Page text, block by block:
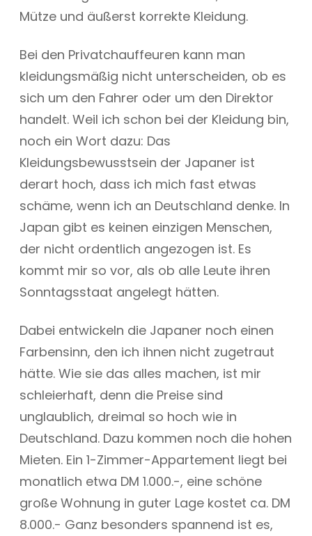
Mütze und äußerst korrekte Kleidung.
Bei den Privatchauffeuren kann man
kleidungsmäßig nicht unterscheiden, ob es
sich um den Fahrer oder um den Direktor
handelt. Weil ich schon bei der Kleidung bin,
noch ein Wort dazu: Das
Kleidungsbewusstsein der Japaner ist
derart hoch, dass ich mich fast etwas
schäme, wenn ich an Deutschland denke. In
Japan gibt es keinen einzigen Menschen,
der nicht ordentlich angezogen ist. Es
kommt mir so vor, als ob alle Leute ihren
Sonntagsstaat angelegt hätten.
Dabei entwickeln die Japaner noch einen
Farbensinn, den ich ihnen nicht zugetraut
hätte. Wie sie das alles machen, ist mir
schleierhaft, denn die Preise sind
unglaublich, dreimal so hoch wie in
Deutschland. Dazu kommen noch die hohen
Mieten. Ein 1-Zimmer-Appartement liegt bei
monatlich etwa DM 1.000.-, eine schöne
große Wohnung in guter Lage kostet ca. DM
8.000.- Ganz besonders spannend ist es,